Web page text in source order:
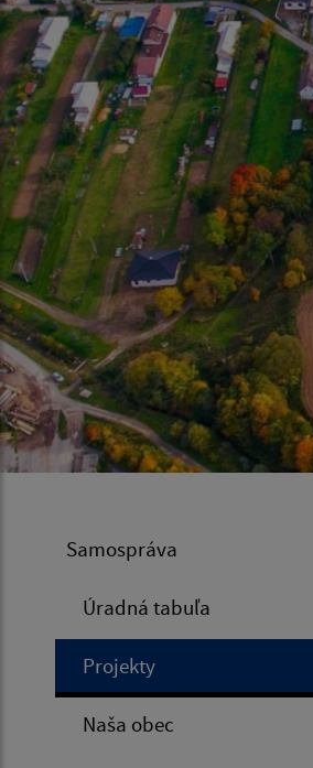
Samospráva
Úradná tabuľa
Projekty
Naša obec